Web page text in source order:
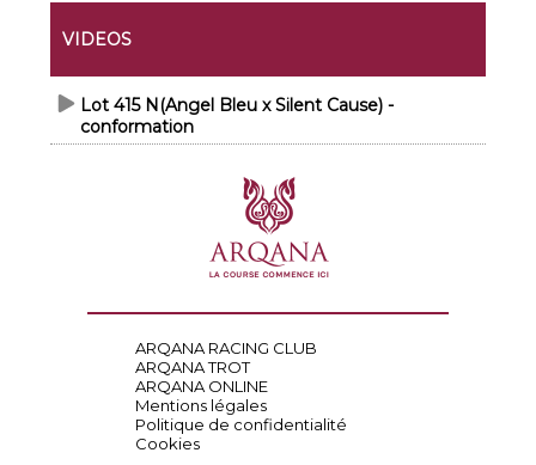
VIDEOS
Lot 415 N(Angel Bleu x Silent Cause) -
conformation
ARQANA RACING CLUB
ARQANA TROT
ARQANA ONLINE
Mentions légales
Politique de confidentialité
Cookies